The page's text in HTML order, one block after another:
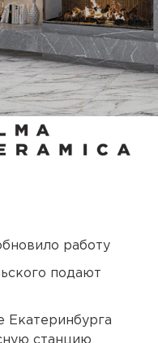
работу
подают
Екатеринбурга
станцию